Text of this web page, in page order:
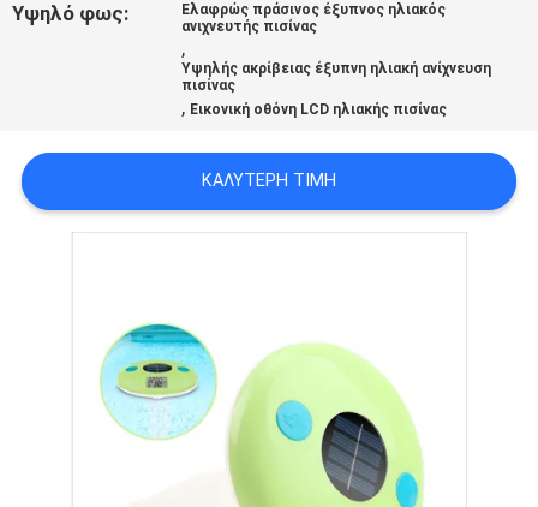
ΠΕΡΙΠΤΏΣΕΙΣ
SITEMAP
Υψηλό φως:
Ελαφρώς πράσινος έξυπνος ηλιακός
ανιχνευτής πισίνας
,
Υψηλής ακρίβειας έξυπνη ηλιακή ανίχνευση
πισίνας
, Εικονική οθόνη LCD ηλιακής πισίνας
ΚΑΛΎΤΕΡΗ ΤΙΜΉ